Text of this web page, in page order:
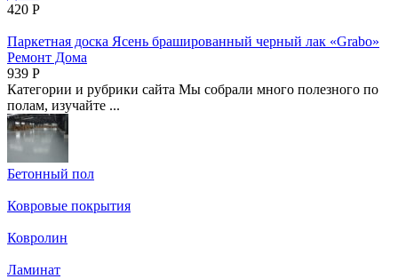
420 Р
Паркетная доска Ясень брашированный черный лак «Grabo»
Ремонт Дома
939 Р
Категории и рубрики сайта Мы собрали много полезного по
полам, изучайте ...
Бетонный пол
Ковровые покрытия
Ковролин
Ламинат